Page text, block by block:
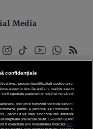
Media
Internet Corp SRL
drepturile rezervate
confidențiale
dvs., precum identificatorii cookie unici
alegerile dvs. făcând clic mai jos sau în
fi raportate partenerilor noștri și nu vă vor
precum si furnizorii nostri de servicii
pentru a personaliza continutul si
pentru a va oferi functionalitati aferente
drepturile prevazute de art. 15-22 din GDPR
fi exercitate prin modalitatea indicata aici